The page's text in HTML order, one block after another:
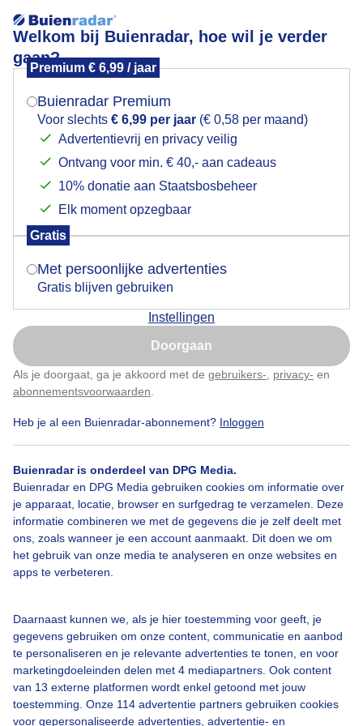
Welkom bij Buienradar, hoe wil je verder
gaan?
Premium € 6,99 / jaar
Buienradar Premium
Voor slechts € 6,99 per jaar (€ 0,58 per maand)
Advertentievrij en privacy veilig
Ontvang voor min. € 40,- aan cadeaus
10% donatie aan Staatsbosbeheer
Elk moment opzegbaar
Gratis
Met persoonlijke advertenties
Gratis blijven gebruiken
Instellingen
Doorgaan
Als je doorgaat, ga je akkoord met de gebruikers- privacy- en
abonnementsvoorwaarden
Heb je al een Buienradar-abonnement? Inloggen
Buienradar is onderdeel van DPG Media.
Buienradar en DPG Media gebruiken cookies om informatie over
je apparaat, locatie, browser en surfgedrag te verzamelen. Deze
informatie combineren we met de gegevens die je zelf deelt met
ons, zoals wanneer je een account aanmaakt. Dit doen we om
het gebruik van onze media te analyseren en onze websites en
apps te verbeteren.
Daarnaast kunnen we, als je hier toestemming voor geeft, je
gegevens gebruiken om onze content, communicatie en aanbod
te personaliseren en je relevante advertenties te tonen, en voor
marketingdoeleinden delen met 4 mediapartners. Ook content
van 13 externe platformen wordt enkel getoond met jouw
toestemming. Onze 114 advertentie partners gebruiken cookies
voor gepersonaliseerde advertenties, advertentie- en
reddingboot
Populaire categorieën
Lente
Zomer
Over Buienradar
Bedrijfsgegevens
Veelgestelde vragen
Contact
Gebruikersvoorwaarden
Adverteren
Buienradar Team
Privacy beleid
Mogen we je locatie gebruiken voor het
Indien je hier nog geen akkoord op hebt gegeven,
verschijnt er zo een pop-up uit je browser waarin
Is goed, toon de popup
Nu niet, misschien later
Klik hierom dit aan te passen